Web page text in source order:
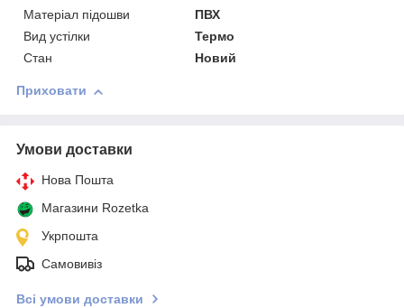
Матеріал підошви
ПВХ
Вид устілки
Термо
Стан
Новий
Приховати
Умови доставки
Нова Пошта
Магазини Rozetka
Укрпошта
Самовивіз
Всі умови доставки